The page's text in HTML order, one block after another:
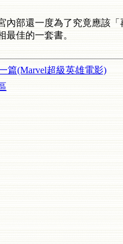
部還一度為了究竟應該
佳的一套書。
篇(Marvel超級英雄電影)